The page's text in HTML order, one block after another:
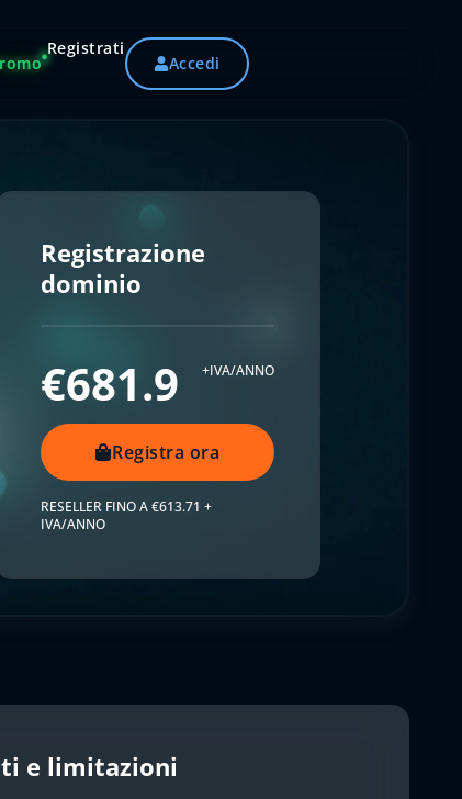
Registrati
Accedi
Registrazione
dominio
€681.9 +IVA/ANNO
Registra ora
RESELLER FINO A €613.71 +
IVA/ANNO
e limitazioni